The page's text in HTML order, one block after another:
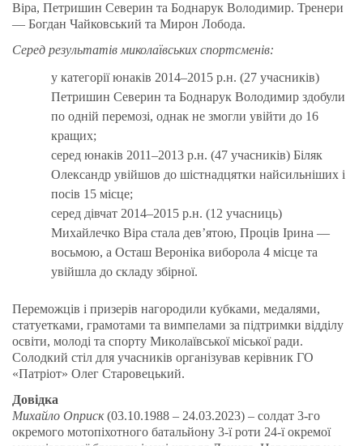
Віра, Петришин Северин та Боднарук Володимир. Тренери
— Богдан Чайковський та Мирон Лобода.
Серед результатів миколаївських спортсменів:
у категорії юнаків 2014–2015 р.н. (27 учасників)
Петришин Северин та Боднарук Володимир здобули
по одній перемозі, однак не змогли увійти до 16
кращих;
серед юнаків 2011–2013 р.н. (47 учасників) Біляк
Олександр увійшов до шістнадцятки найсильніших і
посів 15 місце;
серед дівчат 2014–2015 р.н. (12 учасниць)
Михайлечко Віра стала дев’ятою, Проців Ірина —
восьмою, а Осташ Вероніка виборола 4 місце та
увійшла до складу збірної.
Переможців і призерів нагородили кубками, медалями,
статуетками, грамотами та вимпелами за підтримки відділу
освіти, молоді та спорту Миколаївської міської ради.
Солодкий стіл для учасників організував керівник ГО
«Патріот» Олег Старовецький.
Довідка
Михайло Оприск(03.10.1988 – 24.03.2023) – солдат 3-го
окремого мотопіхотного батальйону 3-ї роти 24-ї окремої